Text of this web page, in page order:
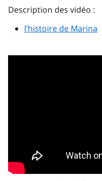
Description des vidéo :
l’histoire de Marina